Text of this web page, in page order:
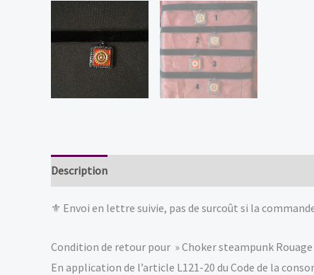
Description
⚜ Envoi en lettre suivie, pas de surcoût si la
Condition de retour pour » Choker steampunk Rouage
En application de l’article L121-20 du Code de la